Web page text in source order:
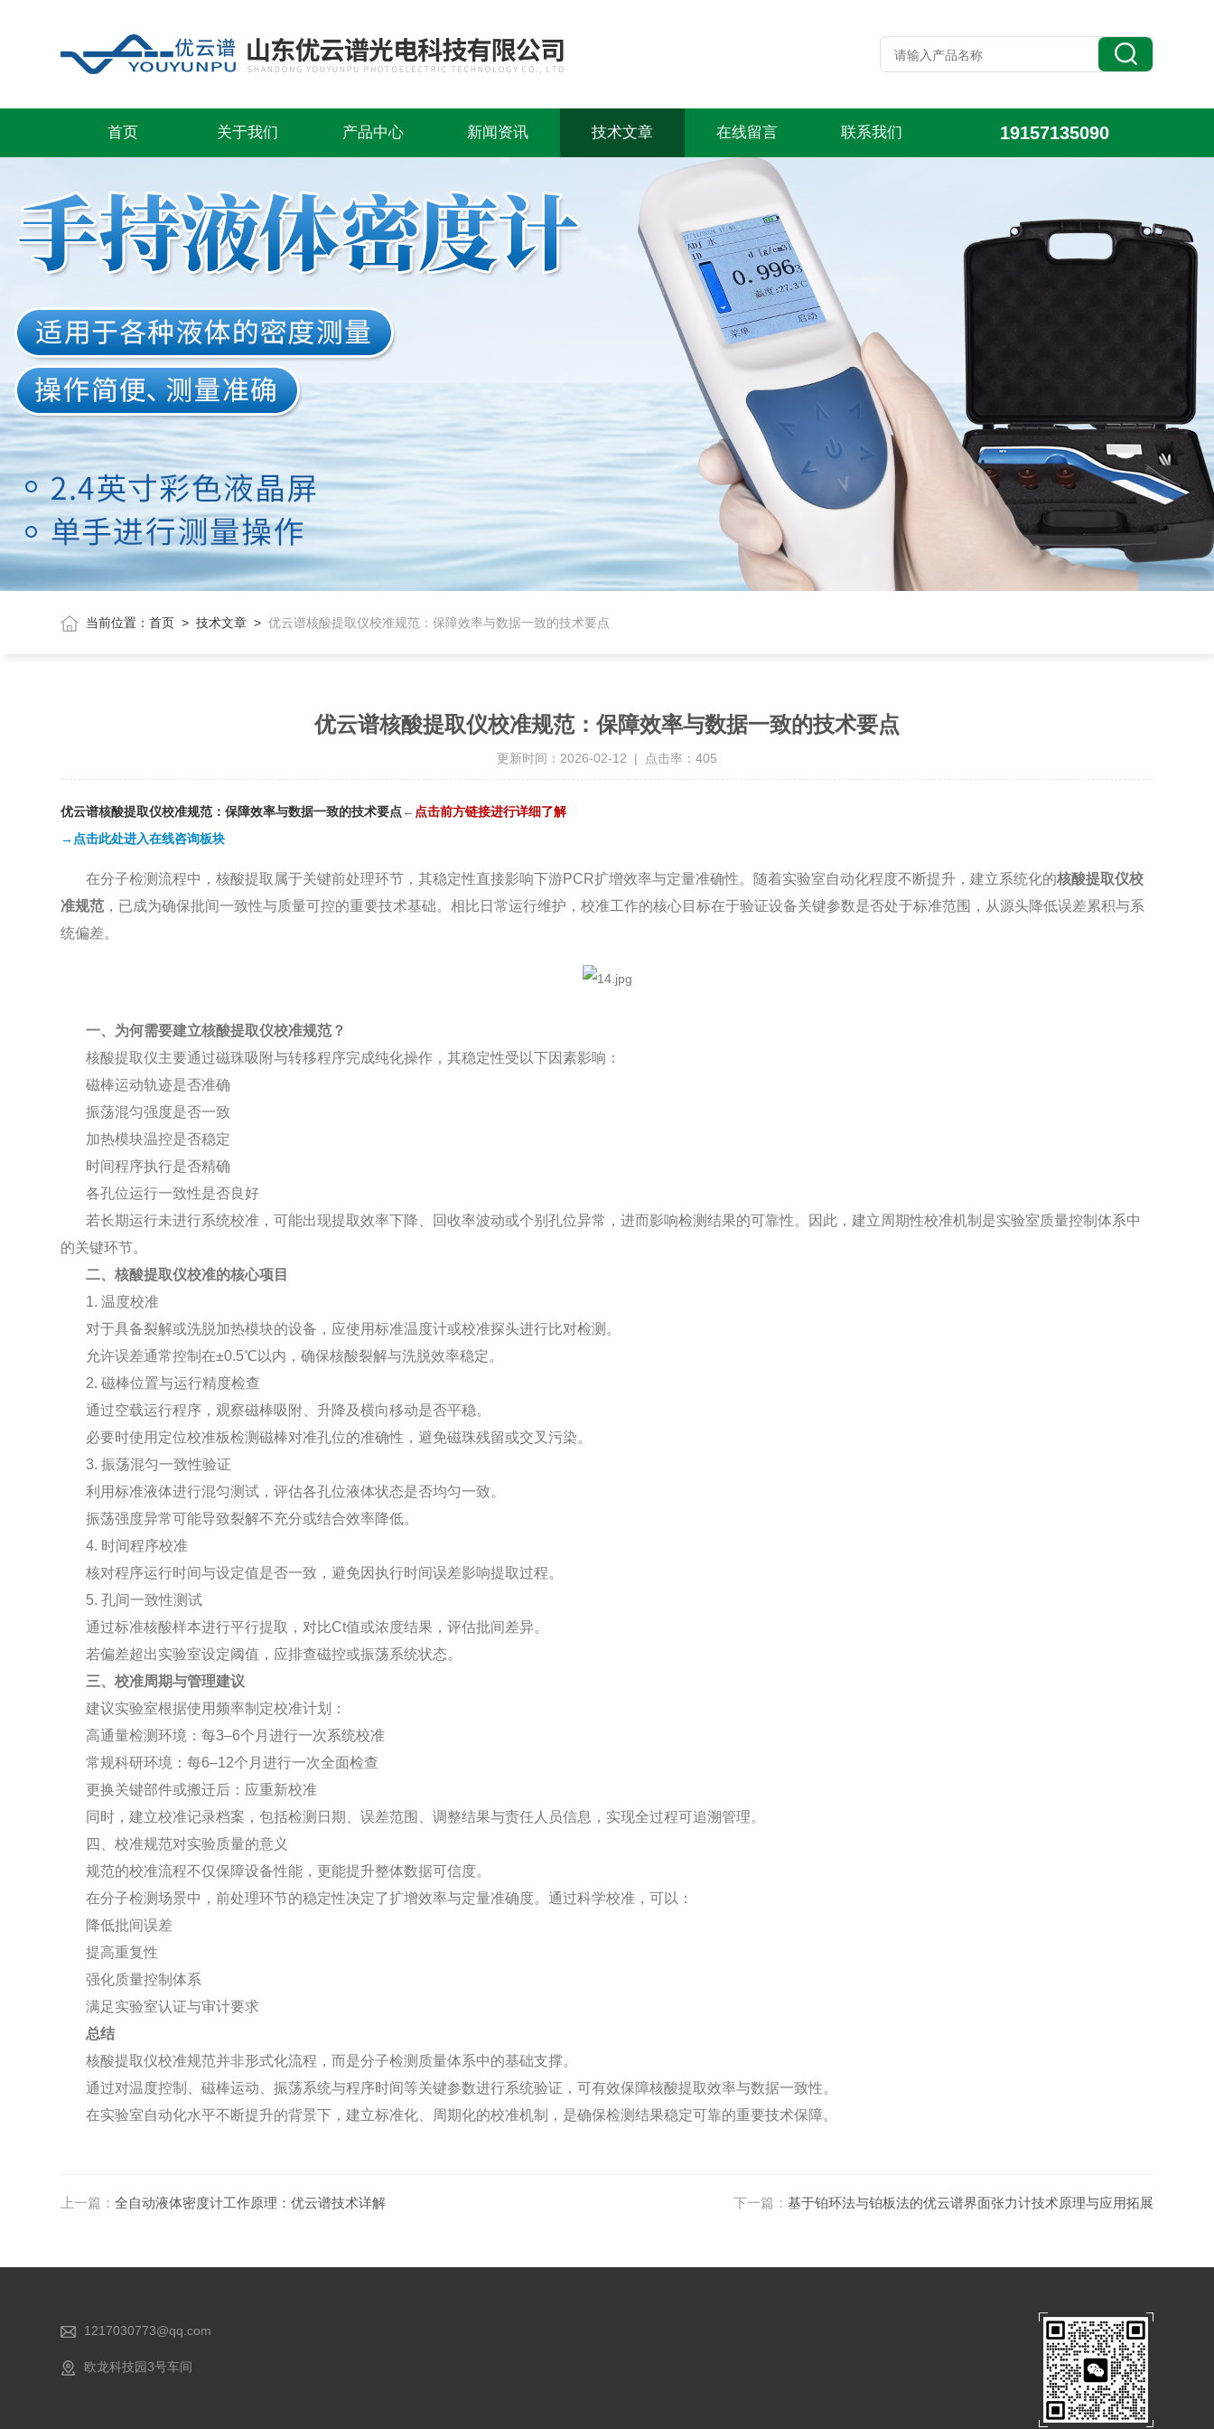
首页 关于我们 产品中心 新闻资讯 技术文章 在线留言 联系我们 19157135090
当前位置：首页 >技术文章 >优云谱核酸提取仪校准规范：保障效率与数据一致的技术要点
优云谱核酸提取仪校准规范：保障效率与数据一致的技术要点
更新时间：2026-02-12 | 点击率：405
优云谱核酸提取仪校准规范：保障效率与数据一致的技术要点← 点击前方链接进行详细了解
→点击此处进入在线咨询板块
在分子检测流程中，核酸提取属于关键前处理环节，其稳定性直接影响下游PCR扩增效率与定量准确性。随着实验室自动化程度不断提升，建立系统化的核酸提取仪校
准规范 ，已成为确保批间一致性与质量可控的重要技术基础。相比日常运行维护，校准工作的核心目标在于验证设备关键参数是否处于标准范围，从源头降低误差累积与系
统偏差。
一、为何需要建立核酸提取仪校准规范？
核酸提取仪主要通过磁珠吸附与转移程序完成纯化操作，其稳定性受以下因素影响：
磁棒运动轨迹是否准确
振荡混匀强度是否一致
加热模块温控是否稳定
时间程序执行是否精确
各孔位运行一致性是否良好
若长期运行未进行系统校准，可能出现提取效率下降、回收率波动或个别孔位异常，进而影响检测结果的可靠性。因此，建立周期性校准机制是实验室质量控制体系中
的关键环节。
二、核酸提取仪校准的核心项目
1. 温度校准
对于具备裂解或洗脱加热模块的设备，应使用标准温度计或校准探头进行比对检测。
允许误差通常控制在±0.5℃以内，确保核酸裂解与洗脱效率稳定。
2. 磁棒位置与运行精度检查
通过空载运行程序，观察磁棒吸附、升降及横向移动是否平稳。
必要时使用定位校准板检测磁棒对准孔位的准确性，避免磁珠残留或交叉污染。
3. 振荡混匀一致性验证
利用标准液体进行混匀测试，评估各孔位液体状态是否均匀一致。
振荡强度异常可能导致裂解不充分或结合效率降低。
4. 时间程序校准
核对程序运行时间与设定值是否一致，避免因执行时间误差影响提取过程。
5. 孔间一致性测试
通过标准核酸样本进行平行提取，对比Ct值或浓度结果，评估批间差异。
若偏差超出实验室设定阈值，应排查磁控或振荡系统状态。
三、校准周期与管理建议
建议实验室根据使用频率制定校准计划：
高通量检测环境：每3–6个月进行一次系统校准
常规科研环境：每6–12个月进行一次全面检查
更换关键部件或搬迁后：应重新校准
同时，建立校准记录档案，包括检测日期、误差范围、调整结果与责任人员信息，实现全过程可追溯管理。
四、校准规范对实验质量的意义
规范的校准流程不仅保障设备性能，更能提升整体数据可信度。
在分子检测场景中，前处理环节的稳定性决定了扩增效率与定量准确度。通过科学校准，可以：
降低批间误差
提高重复性
强化质量控制体系
满足实验室认证与审计要求
总结
核酸提取仪校准规范并非形式化流程，而是分子检测质量体系中的基础支撑。
通过对温度控制、磁棒运动、振荡系统与程序时间等关键参数进行系统验证，可有效保障核酸提取效率与数据一致性。
在实验室自动化水平不断提升的背景下，建立标准化、周期化的校准机制，是确保检测结果稳定可靠的重要技术保障。
上一篇：全自动液体密度计工作原理：优云谱技术详解 下一篇： 基于铂环法与铂板法的优云谱界面张力计技术原理与应用拓展
1217030773@qq.com
欧龙科技园3号车间